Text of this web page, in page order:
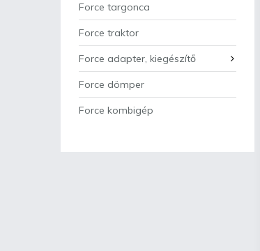
Force targonca
Force traktor
Force adapter, kiegészítő
Force dömper
Force kombigép